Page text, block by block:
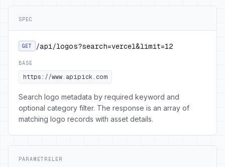
SPEC
GET /api/logos?search=vercel&limit=12
BASE
https://www.apipick.com
Search logo metadata by required keyword and
optional category filter. The response is an array of
matching logo records with asset details.
PARAMETRELER